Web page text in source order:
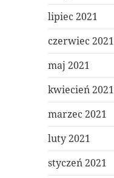
lipiec 2021
czerwiec 2021
maj 2021
kwiecień 2021
marzec 2021
luty 2021
styczeń 2021